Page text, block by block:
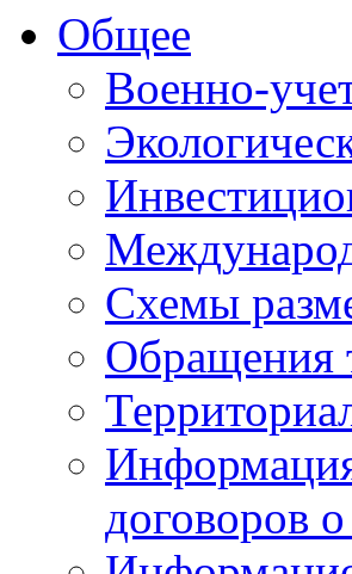
Общее
Военно-
Схемы
Обращения
договоров